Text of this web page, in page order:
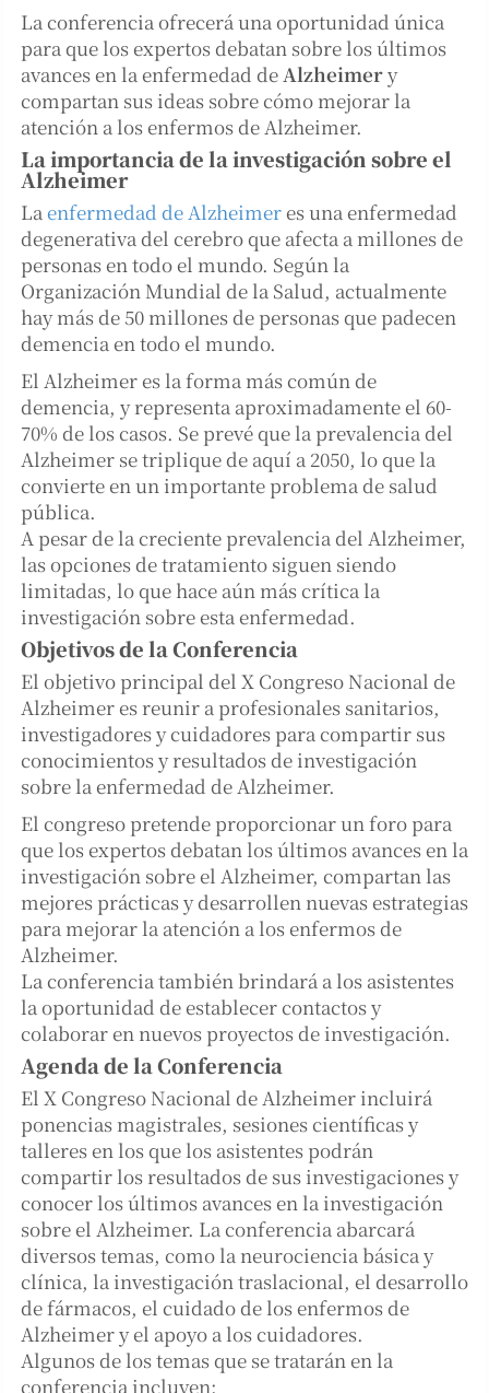
La conferencia ofrecerá una oportunidad única
para que los expertos debatan sobre los últimos
avances en la enfermedad deAlzheimery
compartan sus ideas sobre cómo mejorar la
atención a los enfermos de Alzheimer.
La importancia de la investigación sobre el
Alzheimer
Laenfermedad de Alzheimeres una enfermedad
degenerativa del cerebro que afecta a millones de
personas en todo el mundo. Según la
Organización Mundial de la Salud, actualmente
hay más de 50 millones de personas que padecen
demencia en todo el mundo.
El Alzheimer es la forma más común de
demencia, y representa aproximadamente el 60-
70% de los casos. Se prevé que la prevalencia del
Alzheimer se triplique de aquí a 2050, lo que la
convierte en un importante problema de salud
pública.
A pesar de la creciente prevalencia del Alzheimer,
las opciones de tratamiento siguen siendo
limitadas, lo que hace aún más crítica la
investigación sobre esta enfermedad.
Objetivos de la Conferencia
El objetivo principal del X Congreso Nacional de
Alzheimer es reunir a profesionales sanitarios,
investigadores y cuidadores para compartir sus
conocimientos y resultados de investigación
sobre la enfermedad de Alzheimer.
El congreso pretende proporcionar un foro para
que los expertos debatan los últimos avances en la
investigación sobre el Alzheimer, compartan las
mejores prácticas y desarrollen nuevas estrategias
para mejorar la atención a los enfermos de
Alzheimer.
La conferencia también brindará a los asistentes
la oportunidad de establecer contactos y
colaborar en nuevos proyectos de investigación.
Agenda de la Conferencia
El X Congreso Nacional de Alzheimer incluirá
ponencias magistrales, sesiones científicas y
talleres en los que los asistentes podrán
compartir los resultados de sus investigaciones y
conocer los últimos avances en la investigación
sobre el Alzheimer. La conferencia abarcará
diversos temas, como la neurociencia básica y
clínica, la investigación traslacional, el desarrollo
de fármacos, el cuidado de los enfermos de
Alzheimer y el apoyo a los cuidadores.
Algunos de los temas que se tratarán en la
conferencia incluyen: